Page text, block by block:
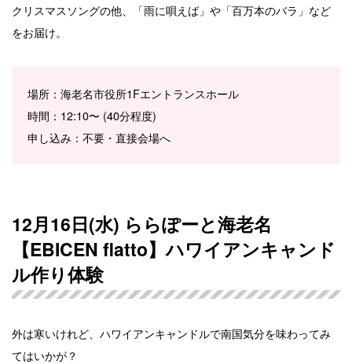
クリスマスソングの他、「雨に唄えば」や「百万本のバラ」など
をお届け。
場所：海老名市役所1Fエントランスホール
時間：12:10〜 (40分程度)
申し込み：不要・直接会場へ
12月16日(水) ららぽーと海老名
【EBICEN flatto】ハワイアンキャンド
ル作り体験
外は寒いけれど、ハワイアンキャンドルで南国気分を味わってみ
てはいかが？